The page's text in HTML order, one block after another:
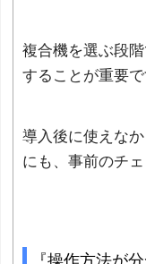
複合機を選ぶ段
することが重要で
導入後に使えな
にも、事前のチ